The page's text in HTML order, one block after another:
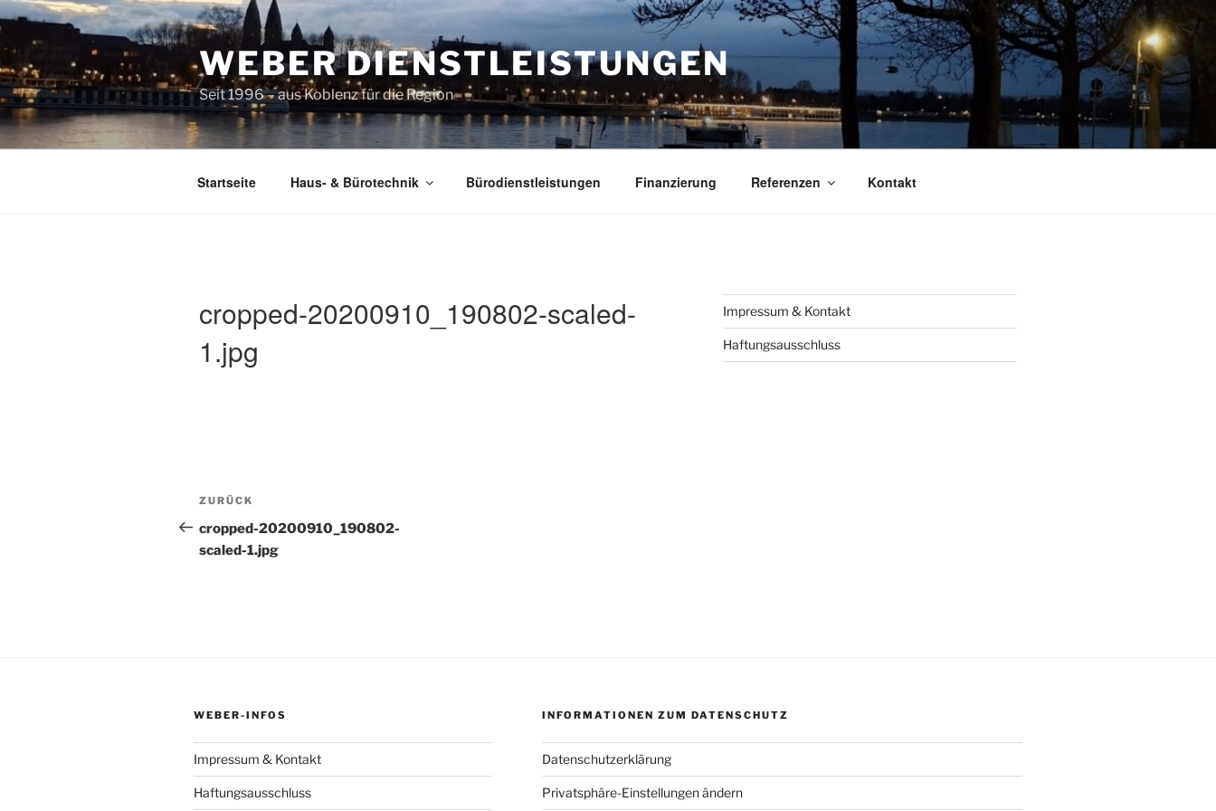
Zum
Inhalt
springen
WEBER DIENSTLEISTUNGEN
Seit 1996 – aus Koblenz für die Region
Startseite Haus- & Bürotechnik Bürodienstleistungen Finanzierung Referenzen Kontakt
cropped-20200910_190802-scaled-
1.jpg
Beitragsnavigation
Vorheriger
Beitrag
ZURÜCK
cropped-20200910_190802-
scaled-1.jpg
Impressum & Kontakt
Haftungsausschluss
WEBER-INFOS
Impressum & Kontakt
Haftungsausschluss
INFORMATIONEN ZUM DATENSCHUTZ
Datenschutzerklärung
Privatsphäre-Einstellungen ändern